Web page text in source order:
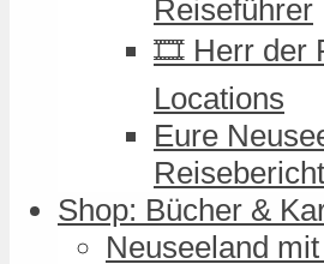
Reiseführer
🎞️ Herr der
Locations
Eure
Shop: Bücher &
Neuseeland